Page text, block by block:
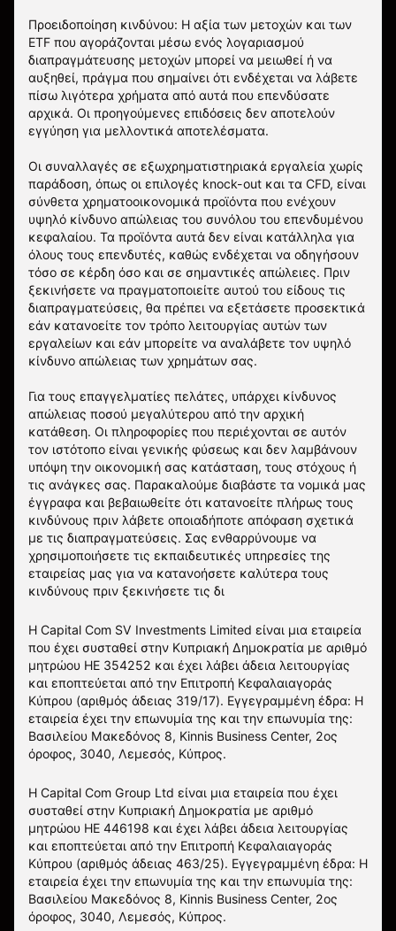
Προειδοποίηση κινδύνου: Η αξία των μετοχών και των
ETF που αγοράζονται μέσω ενός λογαριασμού
διαπραγμάτευσης μετοχών μπορεί να μειωθεί ή να
αυξηθεί, πράγμα που σημαίνει ότι ενδέχεται να λάβετε
πίσω λιγότερα χρήματα από αυτά που επενδύσατε
αρχικά. Οι προηγούμενες επιδόσεις δεν αποτελούν
εγγύηση για μελλοντικά αποτελέσματα.
Οι συναλλαγές σε εξωχρηματιστηριακά εργαλεία χωρίς
παράδοση, όπως οι επιλογές knock-out και τα CFD, είναι
σύνθετα χρηματοοικονομικά προϊόντα που ενέχουν
υψηλό κίνδυνο απώλειας του συνόλου του επενδυμένου
κεφαλαίου. Τα προϊόντα αυτά δεν είναι κατάλληλα για
όλους τους επενδυτές, καθώς ενδέχεται να οδηγήσουν
τόσο σε κέρδη όσο και σε σημαντικές απώλειες. Πριν
ξεκινήσετε να πραγματοποιείτε αυτού του είδους τις
διαπραγματεύσεις, θα πρέπει να εξετάσετε προσεκτικά
εάν κατανοείτε τον τρόπο λειτουργίας αυτών των
εργαλείων και εάν μπορείτε να αναλάβετε τον υψηλό
κίνδυνο απώλειας των χρημάτων σας.
Για τους επαγγελματίες πελάτες, υπάρχει κίνδυνος
απώλειας ποσού μεγαλύτερου από την αρχική
κατάθεση. Οι πληροφορίες που περιέχονται σε αυτόν
τον ιστότοπο είναι γενικής φύσεως και δεν λαμβάνουν
υπόψη την οικονομική σας κατάσταση, τους στόχους ή
τις ανάγκες σας. Παρακαλούμε διαβάστε τα νομικά μας
έγγραφα και βεβαιωθείτε ότι κατανοείτε πλήρως τους
κινδύνους πριν λάβετε οποιαδήποτε απόφαση σχετικά
με τις διαπραγματεύσεις. Σας ενθαρρύνουμε να
χρησιμοποιήσετε τις εκπαιδευτικές υπηρεσίες της
εταιρείας μας για να κατανοήσετε καλύτερα τους
κινδύνους πριν ξεκινήσετε τις δι
Η Capital Com SV Investments Limited είναι μια εταιρεία
που έχει συσταθεί στην Κυπριακή Δημοκρατία με αριθμό
μητρώου HE 354252 και έχει λάβει άδεια λειτουργίας
και εποπτεύεται από την Επιτροπή Κεφαλαιαγοράς
Κύπρου (αριθμός άδειας 319/17). Εγγεγραμμένη έδρα: Η
εταιρεία έχει την επωνυμία της και την επωνυμία της:
Βασιλείου Μακεδόνος 8, Kinnis Business Center, 2ος
όροφος, 3040, Λεμεσός, Κύπρος.
Η Capital Com Group Ltd είναι μια εταιρεία που έχει
συσταθεί στην Κυπριακή Δημοκρατία με αριθμό
μητρώου ΗΕ 446198 και έχει λάβει άδεια λειτουργίας
και εποπτεύεται από την Επιτροπή Κεφαλαιαγοράς
Κύπρου (αριθμός άδειας 463/25). Εγγεγραμμένη έδρα: Η
εταιρεία έχει την επωνυμία της και την επωνυμία της:
Βασιλείου Μακεδόνος 8, Kinnis Business Center, 2ος
όροφος, 3040, Λεμεσός, Κύπρος.